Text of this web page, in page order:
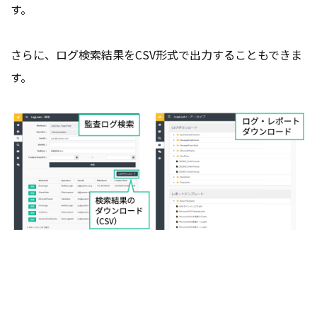
す。
さらに、ログ検索結果をCSV形式で出力することもできま
す。